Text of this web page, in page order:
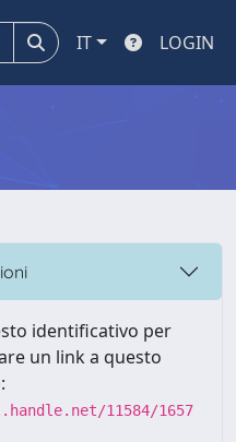
IT LOGIN
identificativo per
un link a questo
11584/1657